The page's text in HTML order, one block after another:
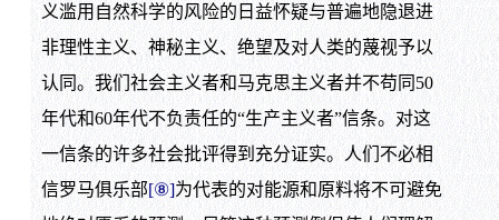
义滥用自然科学的风险的日益怀疑与普遍地隐退进
非理性主义、神秘主义、绝望及对人类的蔑视予以
认同。我们社会主义者和马克思主义者并不苟同 50
年代和60年代不负责任的“生产主义者”信条。对这
一信条的许多社会批评得到充分证实。人们不必相
信罗马俱乐部[⑧]为代表的对能源和原料将不可避免